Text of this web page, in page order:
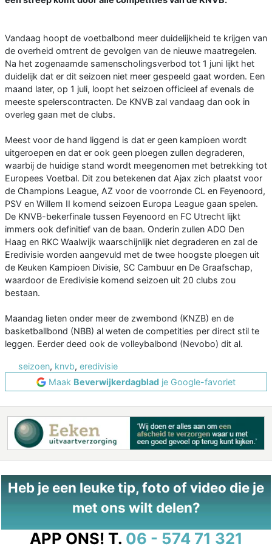
Vandaag hoopt de voetbalbond meer duidelijkheid te krijgen van
de overheid omtrent de gevolgen van de nieuwe maatregelen.
Na het zogenaamde samenscholingsverbod tot 1 juni lijkt het
duidelijk dat er dit seizoen niet meer gespeeld gaat worden. Een
maand later, op 1 juli, loopt het seizoen officieel af evenals de
meeste spelerscontracten. De KNVB zal vandaag dan ook in
overleg gaan met de clubs.
Meest voor de hand liggend is dat er geen kampioen wordt
uitgeroepen en dat er ook geen ploegen zullen degraderen,
waarbij de huidige stand wordt meegenomen met betrekking tot
Europees Voetbal. Dit zou betekenen dat Ajax zich plaatst voor
de Champions League, AZ voor de voorronde CL en Feyenoord,
PSV en Willem II komend seizoen Europa League gaan spelen.
De KNVB-bekerfinale tussen Feyenoord en FC Utrecht lijkt
immers ook definitief van de baan. Onderin zullen ADO Den
Haag en RKC Waalwijk waarschijnlijk niet degraderen en zal de
Eredivisie worden aangevuld met de twee hoogste ploegen uit
de Keuken Kampioen Divisie, SC Cambuur en De Graafschap,
waardoor de Eredivisie komend seizoen uit 20 clubs zou
bestaan.
Maandag lieten onder meer de zwembond (KNZB) en de
basketballbond (NBB) al weten de competities per direct stil te
leggen. Eerder deed ook de volleybalbond (Nevobo) dit al.
seizoen, knvb, eredivisie
Maak Beverwijkerdagblad je Google-favoriet
Heb je een leuke tip, foto of video die je
met ons wilt delen?
APP ONS! T. 06 - 574 71 321